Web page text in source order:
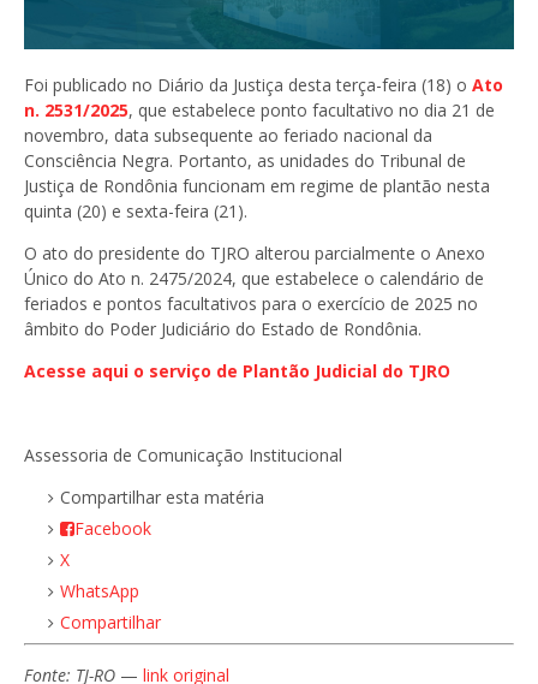
Foi publicado no Diário da Justiça desta terça-feira (18) o Ato
n. 2531/2025, que estabelece ponto facultativo no dia 21 de
novembro, data subsequente ao feriado nacional da
Consciência Negra. Portanto, as unidades do Tribunal de
Justiça de Rondônia funcionam em regime de plantão nesta
quinta (20) e sexta-feira (21).
O ato do presidente do TJRO alterou parcialmente o Anexo
Único do Ato n. 2475/2024, que estabelece o calendário de
feriados e pontos facultativos para o exercício de 2025 no
âmbito do Poder Judiciário do Estado de Rondônia.
Acesse aqui o serviço de Plantão Judicial do TJRO
Assessoria de Comunicação Institucional
Compartilhar esta matéria
Facebook
X
WhatsApp
Compartilhar
Fonte: TJ-RO — link original